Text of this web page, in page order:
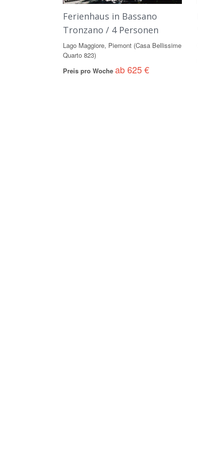
Ferienhaus in Bassano
Tronzano / 4 Personen
Lago Maggiore, Piemont (Casa Bellissime
Quarto 823)
Preis pro Woche ab 625 €